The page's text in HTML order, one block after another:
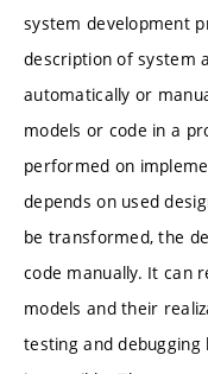
system development
description of system
automatically or
models or code in a
performed on
depends on used
be transformed, the
code manually. It can
models and their
testing and